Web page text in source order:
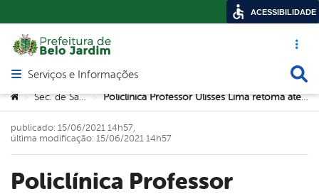
Acesso
Abrir menu principal de navegação
Serviços e Informações
Você está aqui:
> Sec. de Saúde > Policlínica Professor Ulisses Lima retoma atendimentos eletivos, nesta quarta-feira(16)
Policlínica Professor
publicado: 15/06/2021 14h57,
última modificação: 15/06/2021 14h57
ACESSIBILIDADE